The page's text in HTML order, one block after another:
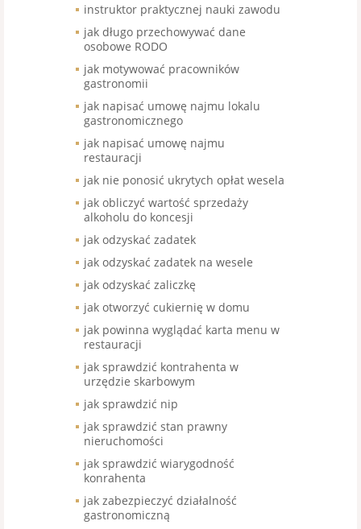
instruktor praktycznej nauki zawodu
jak długo przechowywać dane
osobowe RODO
jak motywować pracowników
gastronomii
jak napisać umowę najmu lokalu
gastronomicznego
jak napisać umowę najmu
restauracji
jak nie ponosić ukrytych opłat wesela
jak obliczyć wartość sprzedaży
alkoholu do koncesji
jak odzyskać zadatek
jak odzyskać zadatek na wesele
jak odzyskać zaliczkę
jak otworzyć cukiernię w domu
jak powinna wyglądać karta menu w
restauracji
jak sprawdzić kontrahenta w
urzędzie skarbowym
jak sprawdzić nip
jak sprawdzić stan prawny
nieruchomości
jak sprawdzić wiarygodność
konrahenta
jak zabezpieczyć działalność
gastronomiczną